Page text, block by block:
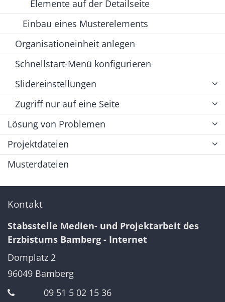
Elemente auf der Detailseite
Einbau eines Musterelements
Organisationeinheit anlegen
Schnellstart-Menü konfigurieren
Slidereinstellungen
Zugriff nur auf eine Seite
Lösung von Problemen
Projektdateien
Musterdateien
Kontakt
Stabsstelle Medien- und Projektarbeit des
Erzbistums Bamberg - Internet
Domplatz 2
96049 Bamberg
09 51 5 02 15 36